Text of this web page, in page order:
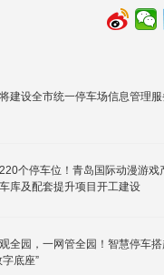
建设全市统一停车场信息管理服
个停车位！青岛国际动漫游戏
库及配套提升项目开工建设
全园，一网管全园！智慧停车搭
字底座”